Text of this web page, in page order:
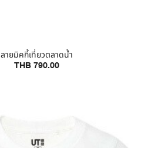
ลายมิคกี้เที่ยวตลาดน้ำ
THB 790.00